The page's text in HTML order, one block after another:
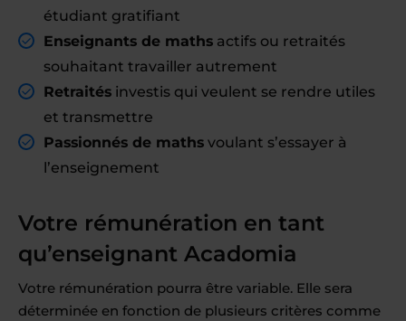
étudiant gratifiant
Enseignants de maths actifs ou retraités
souhaitant travailler autrement
Retraités investis qui veulent se rendre utiles
et transmettre
Passionnés de maths voulant s’essayer à
l’enseignement
Votre rémunération en tant
qu’enseignant Acadomia
Votre rémunération pourra être variable. Elle sera
déterminée en fonction de plusieurs critères comme